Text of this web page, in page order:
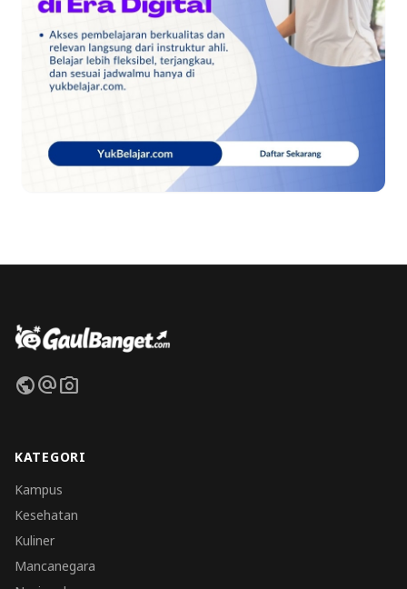
publicalternate_emailphoto_camera
KATEGORI
Kampus
Kesehatan
Kuliner
Mancanegara